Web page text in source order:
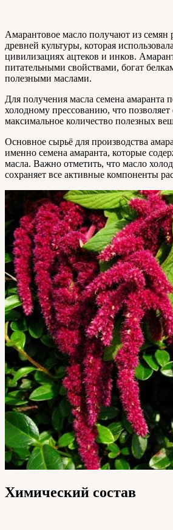
Амарантовое масло получают из семян
древней культуры, которая
цивилизациях ацтеков и инков.
питательными свойствами, богат
полезными маслами.
Для получения масла семена амаранта
холодному прессованию, что позволяет
максимальное количество полезных
Основное сырьё для производства
именно семена амаранта, которые
масла. Важно отметить, что масло
сохраняет все активные компоненты
Химический состав